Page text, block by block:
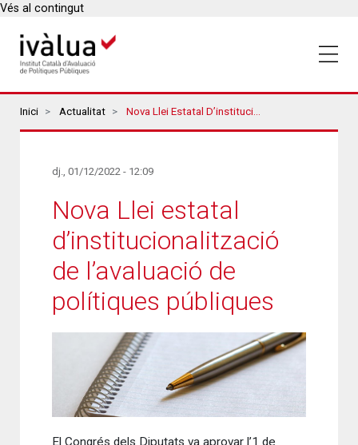
Vés al contingut
Breadcrumbs
Inici Actualitat Nova Llei Estatal D’institucionalització De L’avaluació De Polítiques Públiques
dj., 01/12/2022 - 12:09
Nova Llei estatal
d’institucionalització
de l’avaluació de
polítiques públiques
El Congrés dels Diputats va aprovar l’1 de